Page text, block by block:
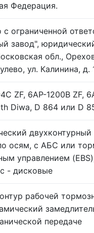
Федерация.
ограниченной
завод",
обл.,
ул. Калинина, д.
ZF, 6AP-1200B ZF,
Diwa, D 864 или D
осям, с АБС или
управлением
- дисковые
рабочей
передаче